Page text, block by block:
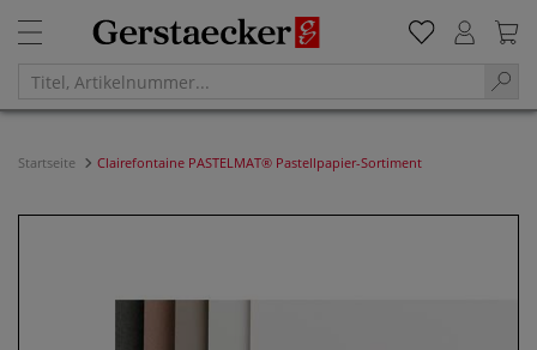
Startseite Clairefontaine PASTELMAT® Pastellpapier-Sortiment